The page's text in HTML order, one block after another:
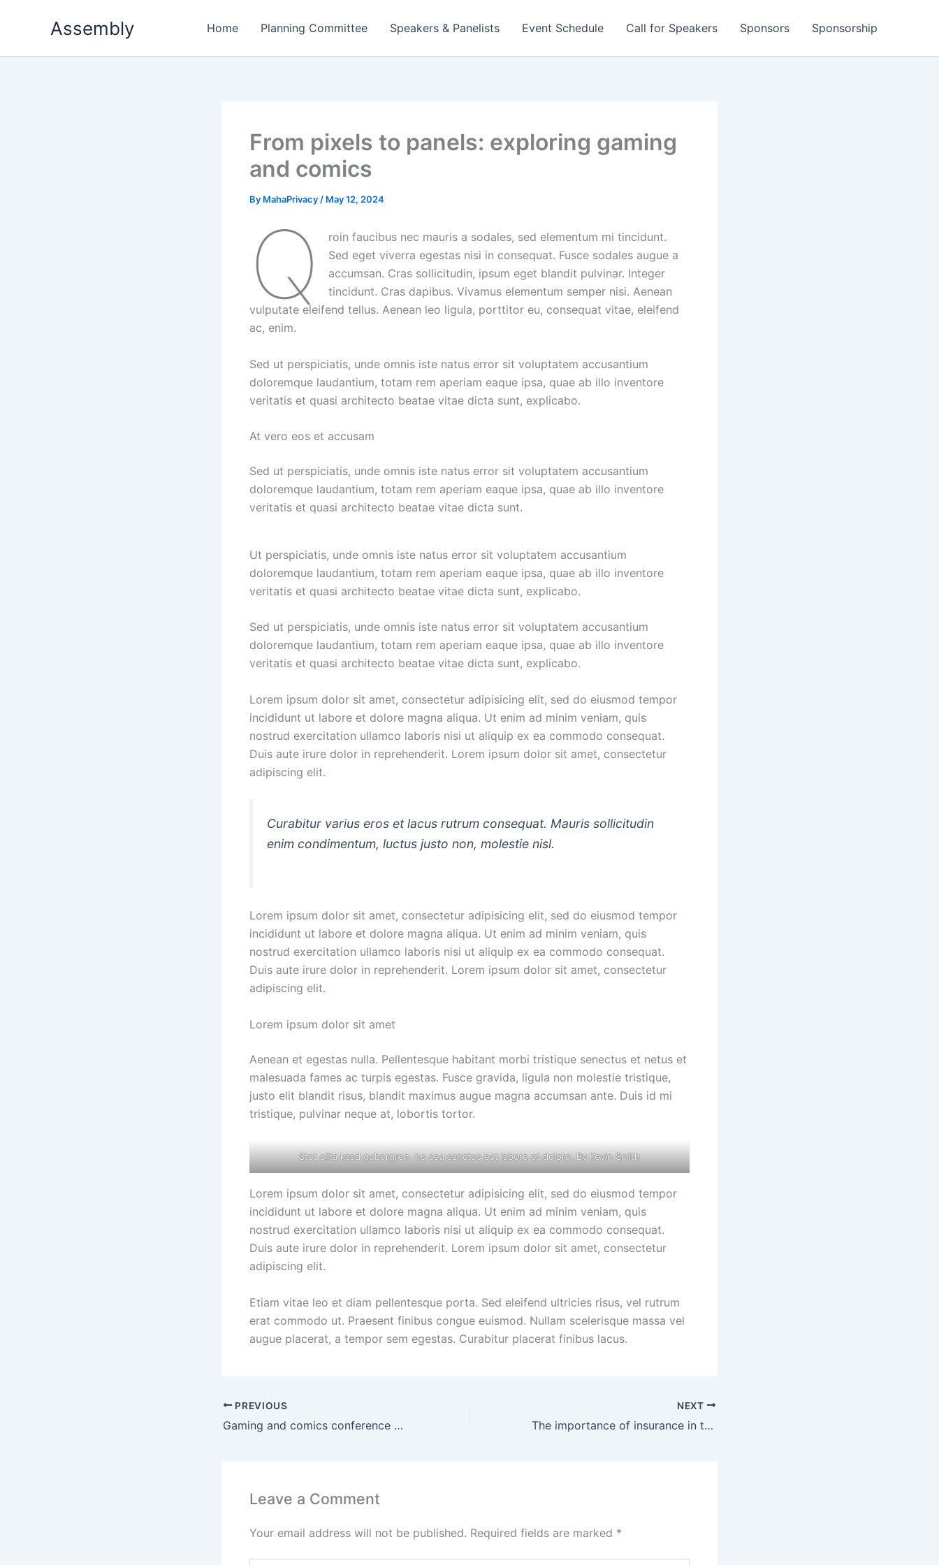
Assembly Home Planning Committee Speakers & Panelists Event Schedule Call for Speakers Sponsors Sponsorship
From pixels to panels: exploring gaming
and comics
By MahaPrivacy / May 12, 2024
Q
roin faucibus nec mauris a sodales, sed elementum mi tincidunt.
Sed eget viverra egestas nisi in consequat. Fusce sodales augue a
accumsan. Cras sollicitudin, ipsum eget blandit pulvinar. Integer
tincidunt. Cras dapibus. Vivamus elementum semper nisi. Aenean
vulputate eleifend tellus. Aenean leo ligula, porttitor eu, consequat vitae, eleifend
ac, enim.
Sed ut perspiciatis, unde omnis iste natus error sit voluptatem accusantium
doloremque laudantium, totam rem aperiam eaque ipsa, quae ab illo inventore
veritatis et quasi architecto beatae vitae dicta sunt, explicabo.
At vero eos et accusam
Sed ut perspiciatis, unde omnis iste natus error sit voluptatem accusantium
doloremque laudantium, totam rem aperiam eaque ipsa, quae ab illo inventore
veritatis et quasi architecto beatae vitae dicta sunt.
Ut perspiciatis, unde omnis iste natus error sit voluptatem accusantium
doloremque laudantium, totam rem aperiam eaque ipsa, quae ab illo inventore
veritatis et quasi architecto beatae vitae dicta sunt, explicabo.
Sed ut perspiciatis, unde omnis iste natus error sit voluptatem accusantium
doloremque laudantium, totam rem aperiam eaque ipsa, quae ab illo inventore
veritatis et quasi architecto beatae vitae dicta sunt, explicabo.
Lorem ipsum dolor sit amet, consectetur adipisicing elit, sed do eiusmod tempor
incididunt ut labore et dolore magna aliqua. Ut enim ad minim veniam, quis
nostrud exercitation ullamco laboris nisi ut aliquip ex ea commodo consequat.
Duis aute irure dolor in reprehenderit. Lorem ipsum dolor sit amet, consectetur
adipiscing elit.
Curabitur varius eros et lacus rutrum consequat. Mauris sollicitudin
enim condimentum, luctus justo non, molestie nisl.
Lorem ipsum dolor sit amet, consectetur adipisicing elit, sed do eiusmod tempor
incididunt ut labore et dolore magna aliqua. Ut enim ad minim veniam, quis
nostrud exercitation ullamco laboris nisi ut aliquip ex ea commodo consequat.
Duis aute irure dolor in reprehenderit. Lorem ipsum dolor sit amet, consectetur
adipiscing elit.
Lorem ipsum dolor sit amet
Aenean et egestas nulla. Pellentesque habitant morbi tristique senectus et netus et
malesuada fames ac turpis egestas. Fusce gravida, ligula non molestie tristique,
justo elit blandit risus, blandit maximus augue magna accumsan ante. Duis id mi
tristique, pulvinar neque at, lobortis tortor.
Stet clita kasd gubergren, no sea sanctus est labore et dolore. ByKevin Smith
Lorem ipsum dolor sit amet, consectetur adipisicing elit, sed do eiusmod tempor
incididunt ut labore et dolore magna aliqua. Ut enim ad minim veniam, quis
nostrud exercitation ullamco laboris nisi ut aliquip ex ea commodo consequat.
Duis aute irure dolor in reprehenderit. Lorem ipsum dolor sit amet, consectetur
adipiscing elit.
Etiam vitae leo et diam pellentesque porta. Sed eleifend ultricies risus, vel rutrum
erat commodo ut. Praesent finibus congue euismod. Nullam scelerisque massa vel
augue placerat, a tempor sem egestas. Curabitur placerat finibus lacus.
PREVIOUS
Gaming and comics conference highlights
NEXT
The importance of insurance in today’s financial planning
Leave a Comment
Your email address will not be published. Required fields are marked *